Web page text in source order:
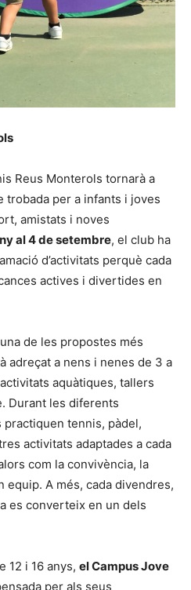
Reus Monterols tornarà a
trobada per a infants i joves
amistats i noves
al 4 de setembre, el club ha
d’activitats perquè cada
actives i divertides en
de les propostes més
adreçat a nens i nenes de 3 a
aquàtiques, tallers
Durant les diferents
tennis, pàdel,
activitats adaptades a cada
com la convivència, la
equip. A més, cada divendres,
es converteix en un dels
12 i 16 anys, el Campus Jove
per als seus